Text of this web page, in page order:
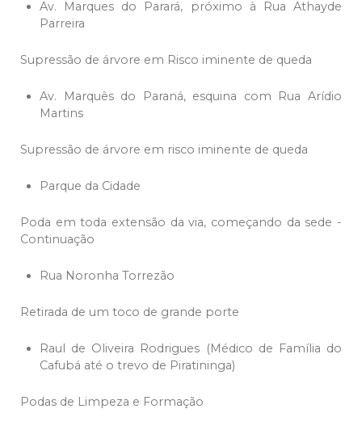
Av. Marques do Parará, próximo à Rua Athayde
Parreira
Supressão de árvore em Risco iminente de queda
Av. Marquês do Paraná, esquina com Rua Arídio
Martins
Supressão de árvore em risco iminente de queda
Parque da Cidade
Poda em toda extensão da via, começando da sede -
Continuação
Rua Noronha Torrezão
Retirada de um toco de grande porte
Raul de Oliveira Rodrigues (Médico de Família do
Cafubá até o trevo de Piratininga)
Podas de Limpeza e Formação